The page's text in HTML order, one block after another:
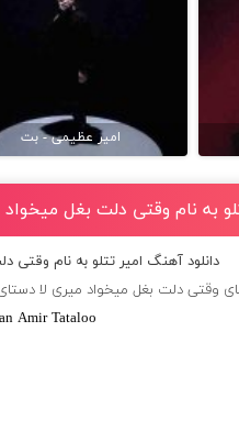
امیر عظیمی - بت
به نام وقتی دلت بغل
دانلود آهنگ امیر تتلو به نام
وقتی دلت بغل میخواد میری لا
Amir Tataloo